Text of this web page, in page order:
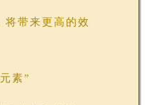
将带来更高的效
素”